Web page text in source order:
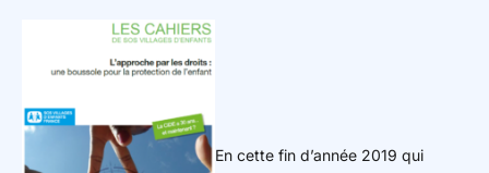
En cette fin d’année 2019 qui